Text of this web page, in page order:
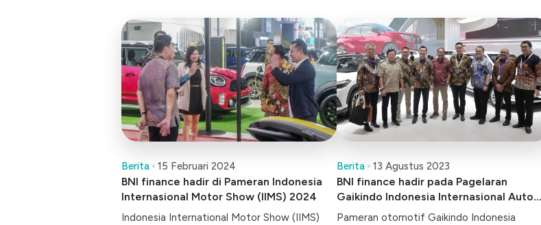
Berita 15 Februari 2024
BNI finance hadir di Pameran Indonesia
Internasional Motor Show (IIMS) 2024
Indonesia International Motor Show (IIMS)
Berita 13 Agustus 2023
BNI finance hadir pada Pagelaran
Gaikindo Indonesia Internasional Auto
Show (GIIAS) 2023
Pameran otomotif Gaikindo Indonesia